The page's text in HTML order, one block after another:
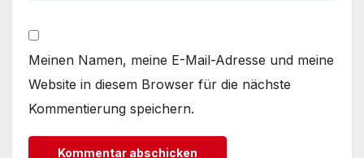
Meinen Namen, meine E-Mail-Adresse und meine
Website in diesem Browser für die nächste
Kommentierung speichern.